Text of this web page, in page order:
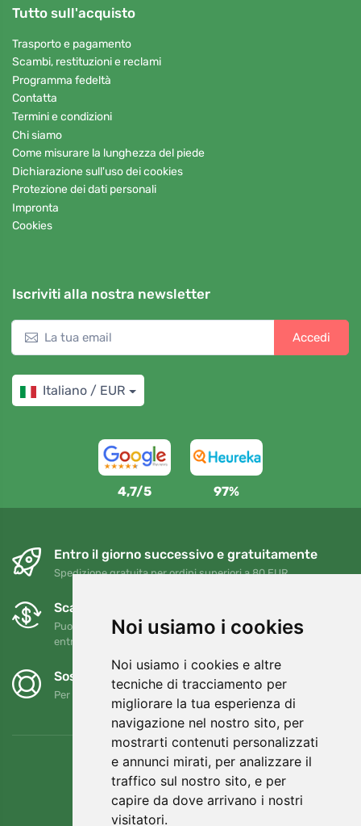
Noi usiamo i cookies
Noi usiamo i cookies e altre
tecniche di tracciamento per
migliorare la tua esperienza di
navigazione nel nostro sito, per
mostrarti contenuti personalizzati
e annunci mirati, per analizzare il
traffico sul nostro sito, e per
capire da dove arrivano i nostri
visitatori.
Tutto sull'acquisto
Trasporto e pagamento
Scambi, restituzioni e reclami
Programma fedeltà
Contatta
Termini e condizioni
Chi siamo
Come misurare la lunghezza del piede
Dichiarazione sull'uso dei cookies
Protezione dei dati personali
Impronta
Cookies
Iscriviti alla nostra newsletter
Accedi
Italiano / EUR
4,7/5 97%
Entro il giorno successivo e gratuitamente
Spedizione gratuita per ordini superiori a 80 EUR
Scambi e resi gratuiti
Puoi restituire o cambiare il tuo ordine in qualsiasi momento
entro 90 giorni
Sosteniamo Trees.org
Per ogni ordine piantiamo un albero! Leggi di più